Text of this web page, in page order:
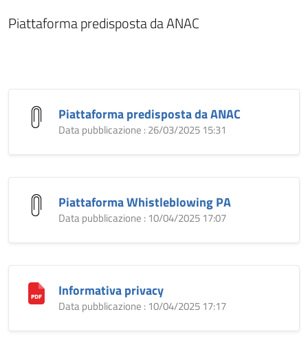
Piattaforma predisposta da ANAC
Piattaforma predisposta da ANAC
Data pubblicazione : 26/03/2025 15:31
Piattaforma Whistleblowing PA
Data pubblicazione : 10/04/2025 17:07
Informativa privacy
Data pubblicazione : 10/04/2025 17:17